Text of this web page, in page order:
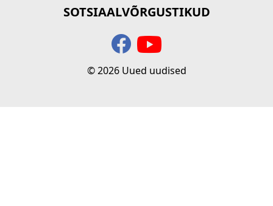
SOTSIAALVÕRGUSTIKUD
© 2026 Uued uudised